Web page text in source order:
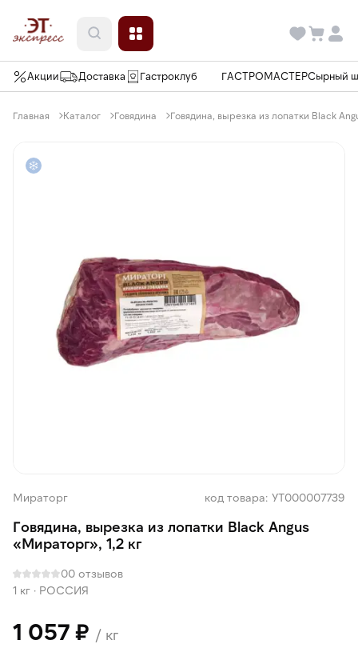
Акции Доставка Гастроклуб ГАСТРОМАСТЕРСырный
Главная Каталог Говядина Говядина, вырезка из лопатки Black
Мираторг код товара: УТ000007739
Говядина, вырезка из лопатки Black Angus
«Мираторг», 1,2 кг
00 отзывов
1 кг · РОССИЯ
1 057 ₽ / кг